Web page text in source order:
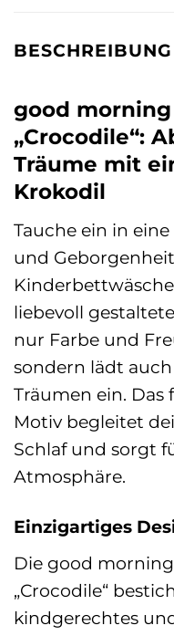
BESCHREIBUNG
good
„Crocodile“:
Träume mit
Krokodil
Tauche ein in
und
Kinderbettwäsche
liebevoll
nur Farbe und
sondern lädt
Träumen ein.
Motiv begleitet
Schlaf und sorgt
Atmosphäre.
Einzigartiges
Die good
„Crocodile“
kindgerechtes